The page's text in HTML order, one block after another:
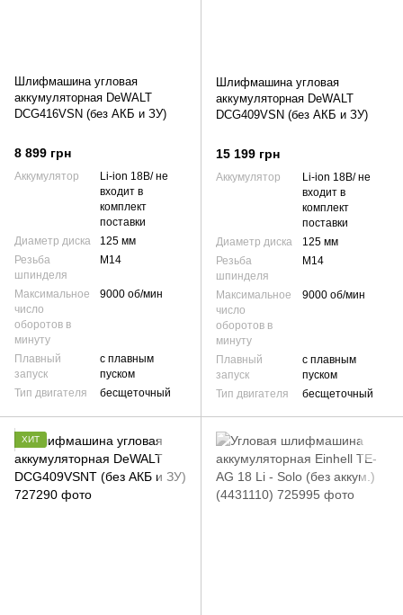
Шлифмашина угловая
аккумуляторная DeWALT
DCG416VSN (без АКБ и ЗУ)
8 899 грн
Аккумулятор
Li-ion 18В/ не
входит в
комплект
поставки
Диаметр диска
125 мм
Резьба
шпинделя
М14
Максимальное
число
оборотов в
минуту
9000 об/мин
Плавный
запуск
с плавным
пуском
Тип двигателя
бесщеточный
Шлифмашина угловая
аккумуляторная DeWALT
DCG409VSN (без АКБ и ЗУ)
15 199 грн
Аккумулятор
Li-ion 18В/ не
входит в
комплект
поставки
Диаметр диска
125 мм
Резьба
шпинделя
М14
Максимальное
число
оборотов в
минуту
9000 об/мин
Плавный
запуск
с плавным
пуском
Тип двигателя
бесщеточный
ХИТ